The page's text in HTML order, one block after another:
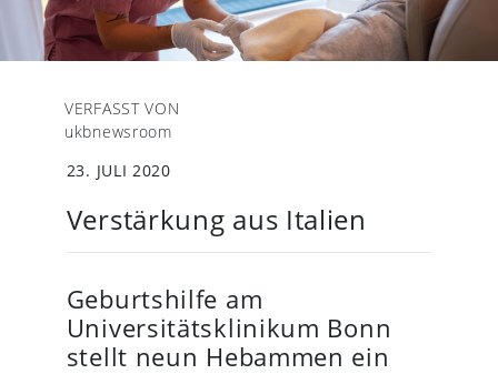
VERFASST VON
ukbnewsroom
23. JULI 2020
Verstärkung aus Italien
Geburtshilfe am
Universitätsklinikum Bonn
stellt neun Hebammen ein